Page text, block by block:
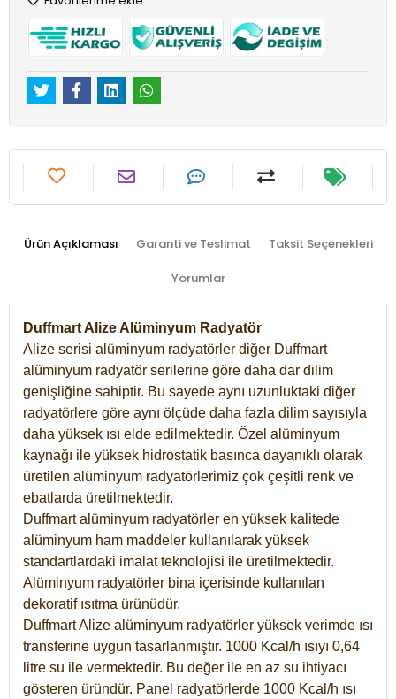
Ürün Açıklaması Garanti ve Teslimat Taksit Seçenekleri
Yorumlar
Duffmart Alize Alüminyum Radyatör
Alize serisi alüminyum radyatörler diğer Duffmart
alüminyum radyatör serilerine göre daha dar dilim
genişliğine sahiptir. Bu sayede aynı uzunluktaki diğer
radyatörlere göre aynı ölçüde daha fazla dilim sayısıyla
daha yüksek ısı elde edilmektedir. Özel alüminyum
kaynağı ile yüksek hidrostatik basınca dayanıklı olarak
üretilen alüminyum radyatörlerimiz çok çeşitli renk ve
ebatlarda üretilmektedir.
Duffmart alüminyum radyatörler en yüksek kalitede
alüminyum ham maddeler kullanılarak yüksek
standartlardaki imalat teknolojisi ile üretilmektedir.
Alüminyum radyatörler bina içerisinde kullanılan
dekoratif ısıtma ürünüdür.
Duffmart Alize alüminyum radyatörler yüksek verimde ısı
transferine uygun tasarlanmıştır. 1000 Kcal/h ısıyı 0,64
litre su ile vermektedir. Bu değer ile en az su ihtiyacı
gösteren üründür. Panel radyatörlerde 1000 Kcal/h ısı